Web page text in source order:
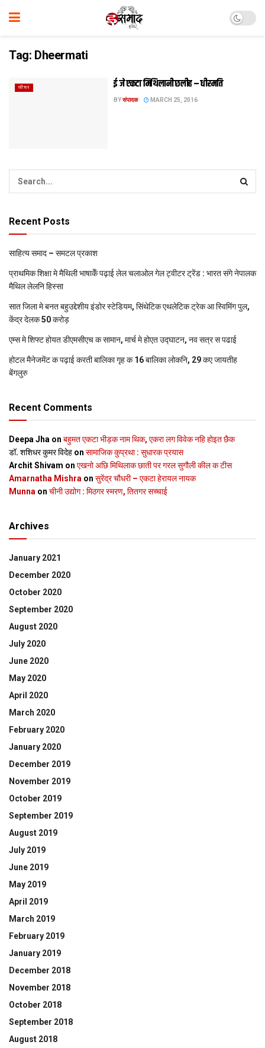
Tag: Dheermati
फीचर ई जे एकटा मिथि‍लानी छलीह – धीरमति
BYसंपादक MARCH 25, 2016
Recent Posts
साहित्य समाद – समटल प्रकाश
प्राथमिक शि‍क्षा मे मैथि‍ली भाषाकेँ पढ़ाई लेल चलाओल गेल ट्वीटर ट्रेंड : भारत संगे नेपालक
मैथिल लेलनि हिस्सा
सात जिला मे बनत बहुउद्देशीय इंडोर स्‍टेडि‍यम, सिंथेटिक एथलेटिक ट्रेक आ स्विमिंग पुल,
केंद्र देलक 50 करोड़
एम्स मे शिफ्ट होयत डीएमसीएच क सामान, मार्च मे होएत उद्घाटन, नव सत्र स पढाई
होटल मैनेजमेंट क पढ़ाई करती बालिका गृह क 16 बालिका लोकनि, 29 कए जायतीह
बेंगलुरु
Recent Comments
Deepa Jha on बहुमत एकटा भीड़क नाम थिक, एकरा लग विवेक नहि होइत छैक
डॉ. शशिधर कुमर विदेह on सामाजिक कुप्रथा : सुधारक प्रयास
Archit Shivam on एखनो अछि मिथिलाक छाती पर गरल सुगौली कील क टीस
Amarnatha Mishra on सुरेंद्र चौधरी – एकटा हेरायल नायक
Munna on चीनी उद्योग : मिठगर स्‍मरण, तितगर सच्‍चाई
Archives
January 2021
December 2020
October 2020
September 2020
August 2020
July 2020
June 2020
May 2020
April 2020
March 2020
February 2020
January 2020
December 2019
November 2019
October 2019
September 2019
August 2019
July 2019
June 2019
May 2019
April 2019
March 2019
February 2019
January 2019
December 2018
November 2018
October 2018
September 2018
August 2018